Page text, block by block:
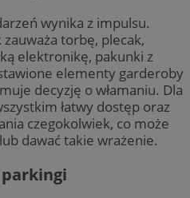
wynika z impulsu.
torbę, plecak,
elektronikę, pakunki z
elementy garderoby
decyzję o włamaniu. Dla
łatwy dostęp oraz
czegokolwiek, co może
dawać takie wrażenie.